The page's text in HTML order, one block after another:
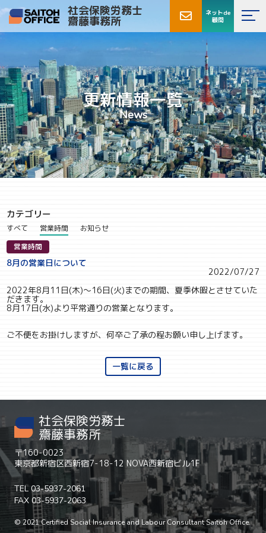
更新情報一覧
News
ネットde
顧問
社会保険労務士
齋藤事務所
カテゴリー
すべて 営業時間
お知らせ
営業時間
8月の営業日について
2022/07/27
2022年8月11日(木)～16日(火)までの期間、夏季休暇とさせていた
だきます。
8月17日(水)より平常通りの営業となります。
ご不便をお掛けしますが、何卒ご了承の程お願い申し上げます。
一覧に戻る
社会保険労務士
齋藤事務所
〒160-0023
東京都新宿区西新宿7-18-12 NOVA西新宿ビル1F
TEL 03-5937-2061
FAX 03-5937-2063
© 2021 Certified Social Insurance and Labour Consultant Saitoh Office.